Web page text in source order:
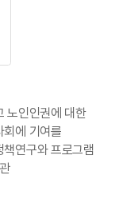
노인인권에 대한
회에 기여를
연구와 프로그램